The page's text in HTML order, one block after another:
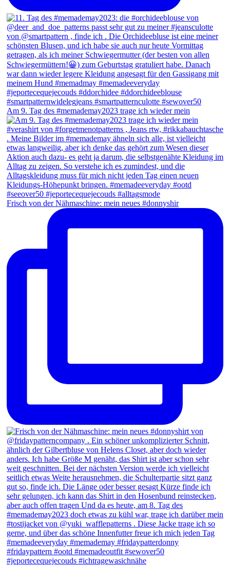
Am 9. Tag des #memademay2023 trage ich wieder mein
Frisch von der Nähmaschine: mein neues #donnyshir